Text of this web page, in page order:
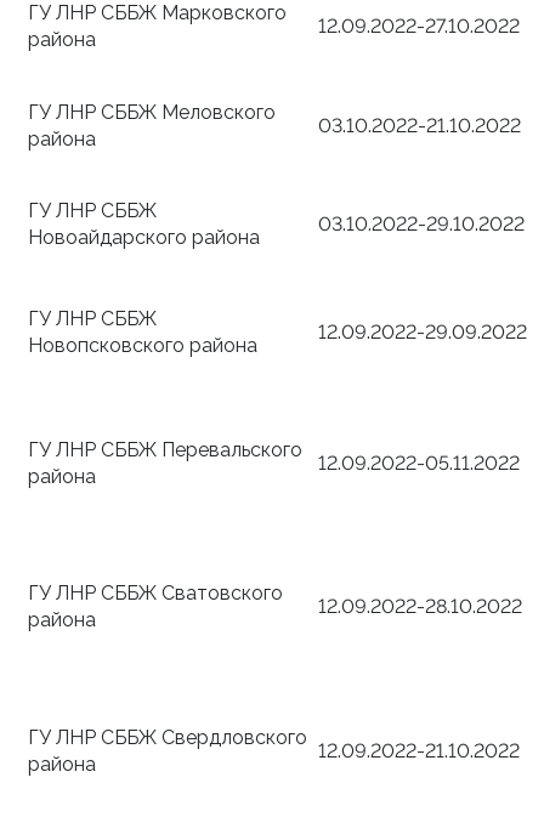
ГУ ЛНР СББЖ Марковского
района
12.09.2022-27.10.2022
ГУ ЛНР СББЖ Меловского
района
03.10.2022-21.10.2022
ГУ ЛНР СББЖ
Новоайдарского района
03.10.2022-29.10.2022
ГУ ЛНР СББЖ
Новопсковского района
12.09.2022-29.09.2022
ГУ ЛНР СББЖ Перевальского
района
12.09.2022-05.11.2022
ГУ ЛНР СББЖ Сватовского
района
12.09.2022-28.10.2022
ГУ ЛНР СББЖ Свердловского
района
12.09.2022-21.10.2022